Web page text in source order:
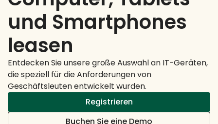
und Smartphones
leasen
Entdecken Sie unsere große Auswahl an IT-Geräten,
die speziell für die Anforderungen von
Geschäftsleuten entwickelt wurden.
Registrieren
Buchen Sie eine Demo